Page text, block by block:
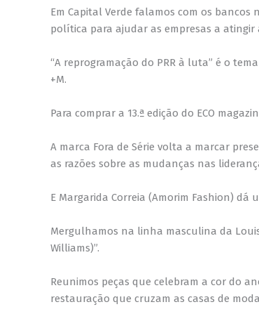
Em Capital Verde falamos com os
política para ajudar as empresas a atingir
“A reprogramação do PRR à luta” é o
+M.
Para comprar a 13.ª edição do ECO
A marca Fora de Série volta a marcar
as razões sobre as mudanças nas
E Margarida Correia (Amorim Fashion)
Mergulhamos na linha masculina da
Williams)”.
Reunimos peças que celebram a cor do
restauração que cruzam as casas de